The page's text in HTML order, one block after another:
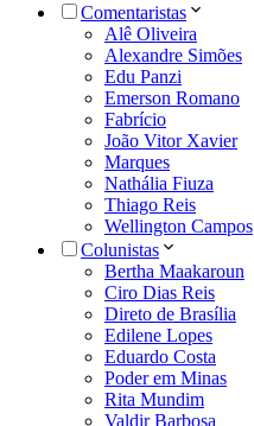
Comentaristas
Alê Oliveira
Alexandre Simões
Edu Panzi
Emerson Romano
Fabrício
João Vitor Xavier
Marques
Nathália Fiuza
Thiago Reis
Wellington Campos
Colunistas
Bertha Maakaroun
Ciro Dias Reis
Direto de Brasília
Edilene Lopes
Eduardo Costa
Poder em Minas
Rita Mundim
Valdir Barbosa